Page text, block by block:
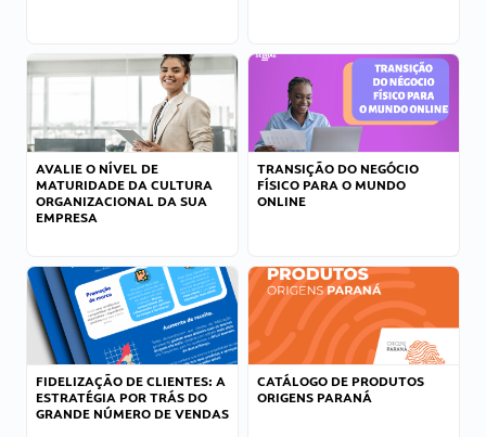
AVALIE O NÍVEL DE
MATURIDADE DA CULTURA
ORGANIZACIONAL DA SUA
EMPRESA
TRANSIÇÃO DO NEGÓCIO
FÍSICO PARA O MUNDO
ONLINE
FIDELIZAÇÃO DE CLIENTES: A
ESTRATÉGIA POR TRÁS DO
GRANDE NÚMERO DE VENDAS
CATÁLOGO DE PRODUTOS
ORIGENS PARANÁ